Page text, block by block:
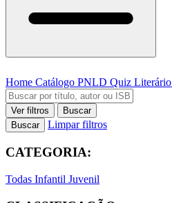
Home Catálogo PNLD Quiz Literário
Ver filtros
Buscar
Buscar
Limpar filtros
CATEGORIA:
Todas Infantil Juvenil